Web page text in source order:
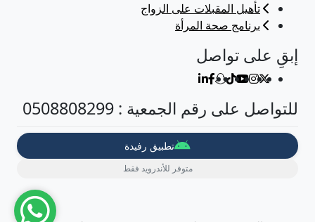
تأهيل المقبلات على الزواج
برنامج صحة المرأة
إبقِ على تواصل
للتواصل على رقم الجمعية : 0508808299
تطبيق رفيدة
متوفر للأندرويد فقط